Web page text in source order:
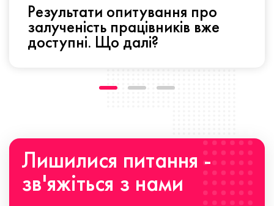
Результати опитування про
залученість працівників вже
доступні. Що далі?
Лишилися питання -
зв'яжіться з нами